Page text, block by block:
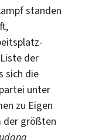
standen
der
sich die
unter
zu Eigen
der größten